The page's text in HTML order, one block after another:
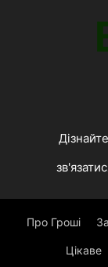
Про Гроші
Цікаве